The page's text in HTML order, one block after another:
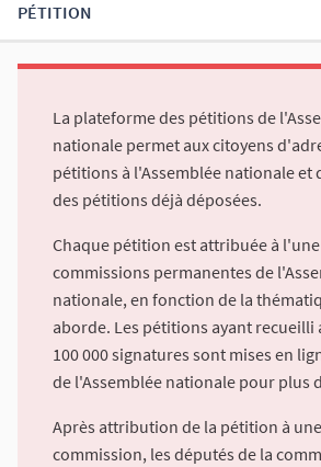
PÉTITION
La plateforme des pétitions de
nationale permet aux citoyens
pétitions à l'Assemblée nationale et
des pétitions déjà déposées.
Chaque pétition est attribuée à
commissions permanentes de
nationale, en fonction de la
aborde. Les pétitions ayant recueilli
100 000 signatures sont mises en
de l'Assemblée nationale pour plus
Après attribution de la pétition à une
commission, les députés de la